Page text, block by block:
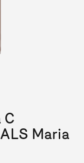
C
Maria